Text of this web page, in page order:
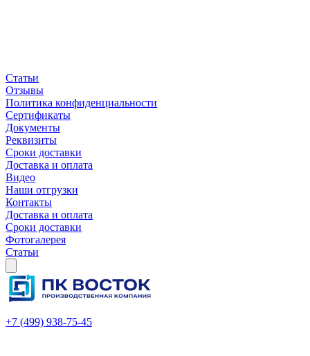
Статьи
Отзывы
Политика конфиденциальности
Сертификаты
Документы
Реквизиты
Сроки доставки
Доставка и оплата
Видео
Наши отгрузки
Контакты
Доставка и оплата
Сроки доставки
Фотогалерея
Статьи
+7 (499) 938-75-45